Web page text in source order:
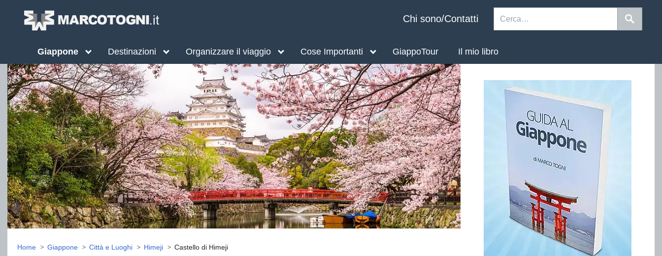
Chi sono/Contatti
Giappone Destinazioni Organizzare il viaggio Cose Importanti GiappoTour Il mio libro
Home Giappone Città e Luoghi Himeji Castello di Himeji